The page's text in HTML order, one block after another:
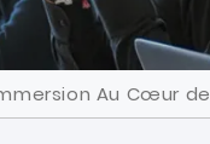
Au Cœur